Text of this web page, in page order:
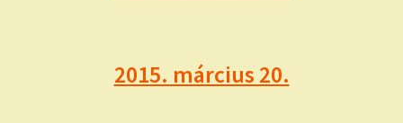
2015. március 20.